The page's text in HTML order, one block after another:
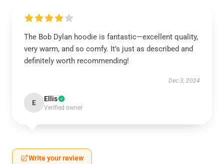
The Bob Dylan hoodie is fantastic—excellent quality,
very warm, and so comfy. It’s just as described and
definitely worth recommending!
Dec 3, 2024
E Ellis
Verified owner
Write your review